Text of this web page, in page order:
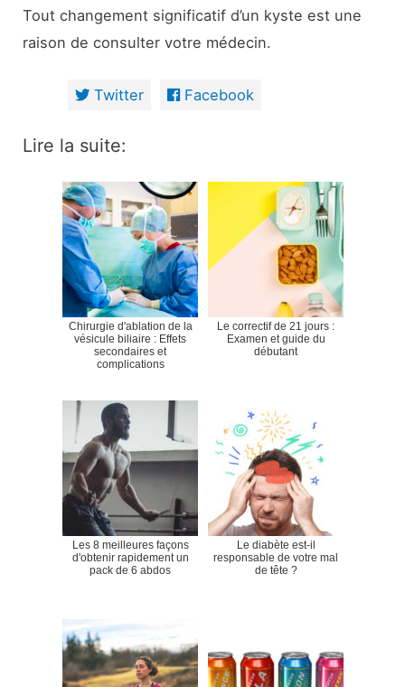
Tout changement significatif d’un kyste est une
raison de consulter votre médecin.
Twitter Facebook
Lire la suite:
Chirurgie d'ablation de la
vésicule biliaire : Effets
secondaires et
complications
Le correctif de 21 jours :
Examen et guide du
débutant
Les 8 meilleures façons
d'obtenir rapidement un
pack de 6 abdos
Le diabète est-il
responsable de votre mal
de tête ?